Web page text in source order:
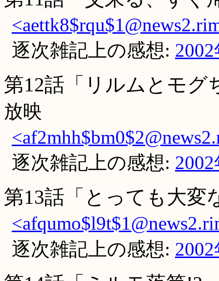
逐次雑記上の感想:
第12話「リルムとモ
放映
逐次雑記上の感想:
第13話「とっても大変
逐次雑記上の感想: